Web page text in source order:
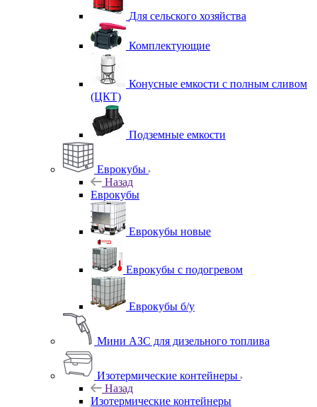
Для сельского хозяйства
Комплектующие
Конусные емкости с полным сливом
(ЦКТ)
Подземные емкости
Еврокубы
Назад
Еврокубы
Еврокубы новые
Еврокубы с подогревом
Еврокубы б/у
Мини АЗС для дизельного топлива
Изотермические контейнеры
Назад
Изотермические контейнеры